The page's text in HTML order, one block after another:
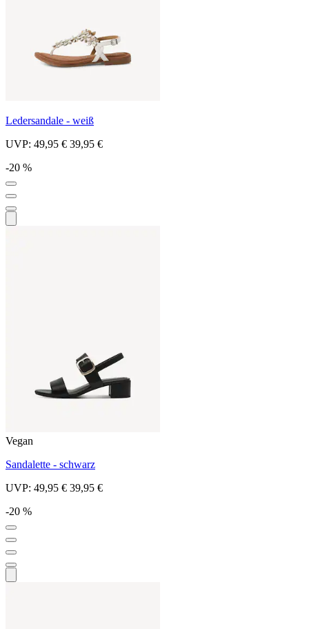
Ledersandale - weiß
UVP: 49,95 € 39,95 €
-20 %
Vegan
Sandalette - schwarz
UVP: 49,95 € 39,95 €
-20 %